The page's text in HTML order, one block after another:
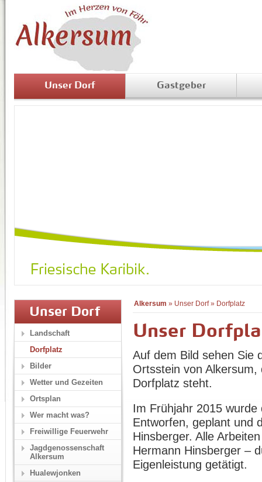
Unser Dorf Gastgeber
Alkersum » Unser Dorf» Dorfplatz
Unser
Auf dem Bild sehen Sie
Ortsstein von Alkersum,
Dorfplatz steht.
Im Frühjahr 2015
Entworfen, geplant und
Hinsberger. Alle
Hermann Hinsberger –
Eigenleistung getätigt.
Unser Dorf
Landschaft
Dorfplatz
Bilder
Wetter und Gezeiten
Ortsplan
Wer macht was?
Freiwillige Feuerwehr
Jagdgenossenschaft
Alkersum
Hualewjonken